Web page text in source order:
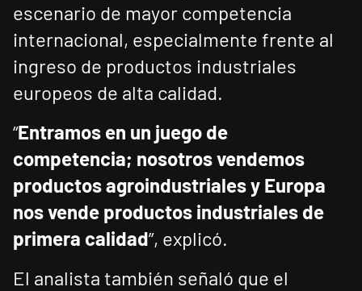
escenario de mayor competencia
internacional, especialmente frente al
ingreso de productos industriales
europeos de alta calidad.
“Entramos en un juego de
competencia; nosotros vendemos
productos agroindustriales y Europa
nos vende productos industriales de
primera calidad”, explicó.
El analista también señaló que el